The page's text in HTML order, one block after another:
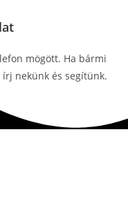
mögött. Ha bármi
nekünk és segítünk.